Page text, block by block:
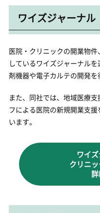
ワイズジャーナル
医院・クリニックの開業物
しているワイズジャーナル
剤機器や電子カルテの開発を
また、同社では、地域医療
フによる医院の新規開業支
います。
ワイ
クリニ